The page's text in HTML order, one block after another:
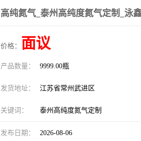
高纯氮气_泰州高纯度氮气定制_泳
价格： 面议
产品数量： 9999.00瓶
发货地址： 江苏省常州武进区
关键词： 泰州高纯度氮气定制
发布日期： 2026-08-06